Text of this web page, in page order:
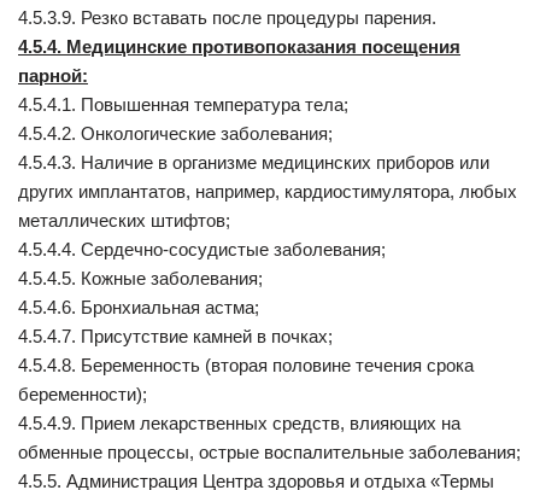
4.5.3.9. Резко вставать после процедуры парения.
4.5.4. Медицинские противопоказания посещения
парной:
4.5.4.1. Повышенная температура тела;
4.5.4.2. Онкологические заболевания;
4.5.4.3. Наличие в организме медицинских приборов или
других имплантатов, например, кардиостимулятора, любых
металлических штифтов;
4.5.4.4. Сердечно-сосудистые заболевания;
4.5.4.5. Кожные заболевания;
4.5.4.6. Бронхиальная астма;
4.5.4.7. Присутствие камней в почках;
4.5.4.8. Беременность (вторая половине течения срока
беременности);
4.5.4.9. Прием лекарственных средств, влияющих на
обменные процессы, острые воспалительные заболевания;
4.5.5. Администрация Центра здоровья и отдыха «Термы